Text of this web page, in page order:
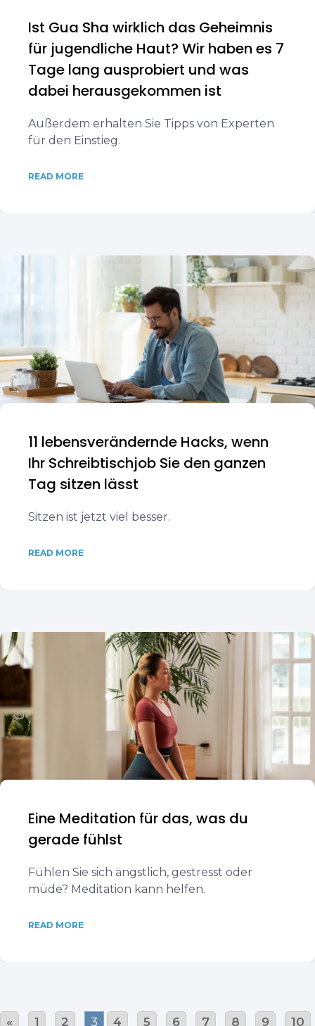
Ist Gua Sha wirklich das Geheimnis
für jugendliche Haut? Wir haben es 7
Tage lang ausprobiert und was
dabei herausgekommen ist
Außerdem erhalten Sie Tipps von Experten
für den Einstieg.
READ MORE
11 lebensverändernde Hacks, wenn
Ihr Schreibtischjob Sie den ganzen
Tag sitzen lässt
Sitzen ist jetzt viel besser.
READ MORE
Eine Meditation für das, was du
gerade fühlst
Fühlen Sie sich ängstlich, gestresst oder
müde? Meditation kann helfen.
READ MORE
« 1 2 3 4 5 6 7 8 9 10